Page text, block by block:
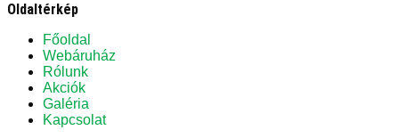
Oldaltérkép
Főoldal
Webáruház
Rólunk
Akciók
Galéria
Kapcsolat